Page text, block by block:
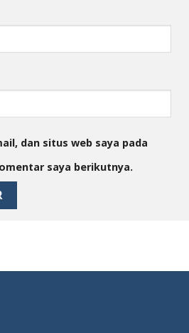
dan situs web saya pada
saya berikutnya.